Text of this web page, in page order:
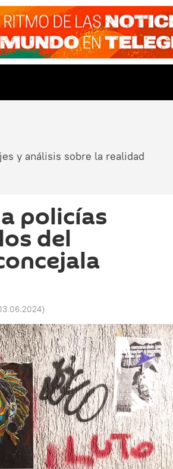
y análisis sobre la realidad
policías
del
)